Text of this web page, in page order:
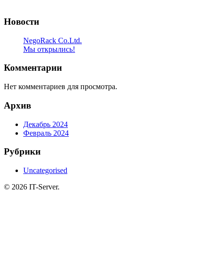
Новости
NegoRack Co.Ltd.
Мы открылись!
Комментарии
Нет комментариев для просмотра.
Архив
Декабрь 2024
Февраль 2024
Рубрики
Uncategorised
© 2026 IT-Server.